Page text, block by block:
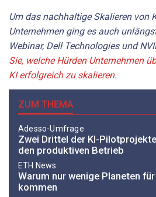
Um das nachhaltige Skalieren von
Unternehmen ging es auch
Webinar, Dell Technologies und
Sie, welche Hürden Unternehmen
KI erfolgreich zu skalieren.
ZUM THEMA
Adesso-Umfrage
Zwei Drittel der KI-
den produktiven Betrieb
ETH News
Warum nur wenige Planeten
kommen